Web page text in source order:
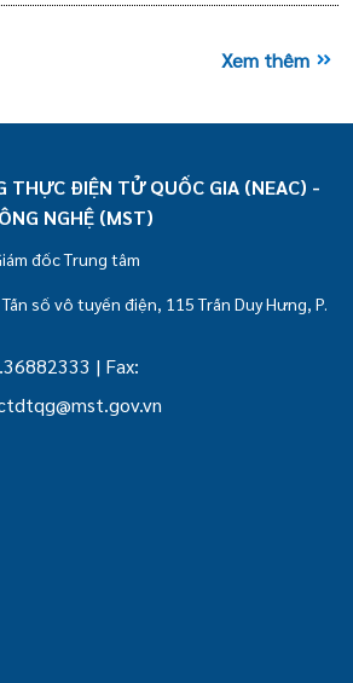
Xem thêm
THỰC ĐIỆN TỬ QUỐC GIA (NEAC) -
NGHỆ (MST)
đốc Trung tâm
số vô tuyến điện, 115 Trần Duy Hưng, P.
| Fax: